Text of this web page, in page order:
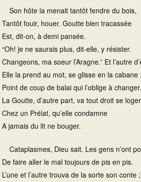
Son hôte la menait tantôt fendre du bois,
Tantôt fouir, houer. Goutte bien tracassée
Est, dit-on, à demi pansée.
“Oh! je ne saurais plus, dit-elle, y résister.
Changeons, ma soeur l’Aragne.” Et l’autre
Elle la prend au mot, se glisse en la cabane :
Point de coup de balai qui l’oblige à changer.
La Goutte, d’autre part, va tout droit se loger
Chez un Prélat, qu’elle condamne
A jamais du lit ne bouger.
Cataplasmes, Dieu sait. Les gens n’ont
De faire aller le mal toujours de pis en pis.
L’une et l’autre trouva de la sorte son conte ;